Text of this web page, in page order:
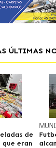
ÚLTIMAS
de
eran